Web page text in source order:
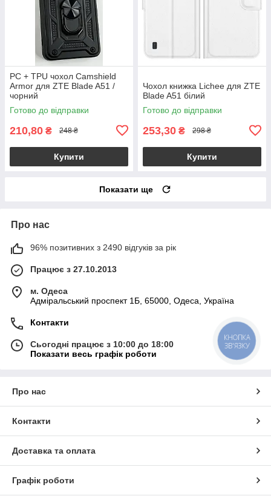
PC + TPU чохол Camshield
Armor для ZTE Blade A51 /
чорний
Готово до відправки
210,80 ₴ 248 ₴
Купити
Чохол книжка Lichee для ZTE
Blade A51 білий
Готово до відправки
253,30 ₴ 298 ₴
Купити
Показати ще
Про нас
96% позитивних з 2490 відгуків за рік
Працює з 27.10.2013
м. Одеса
Адміральський проспект 1Б, 65000, Одеса, Україна
Контакти
Сьогодні працює з 10:00 до 18:00
Показати весь графік роботи
Про нас
Контакти
Доставка та оплата
Графік роботи
КНОПКА
ЗВ'ЯЗКУ